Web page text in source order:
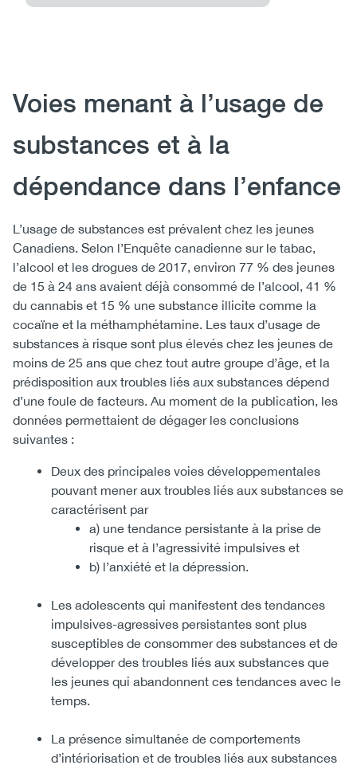
Body
Voies menant à l’usage de
substances et à la
dépendance dans l’enfance
L’usage de substances est prévalent chez les jeunes
Canadiens. Selon l’Enquête canadienne sur le tabac,
l’alcool et les drogues de 2017, environ 77 % des jeunes
de 15 à 24 ans avaient déjà consommé de l’alcool, 41 %
du cannabis et 15 % une substance illicite comme la
cocaïne et la méthamphétamine. Les taux d’usage de
substances à risque sont plus élevés chez les jeunes de
moins de 25 ans que chez tout autre groupe d’âge, et la
prédisposition aux troubles liés aux substances dépend
d’une foule de facteurs. Au moment de la publication, les
données permettaient de dégager les conclusions
suivantes :
Deux des principales voies développementales
pouvant mener aux troubles liés aux substances se
caractérisent par
a) une tendance persistante à la prise de
risque et à l’agressivité impulsives et
b) l’anxiété et la dépression.
Les adolescents qui manifestent des tendances
impulsives-agressives persistantes sont plus
susceptibles de consommer des substances et de
développer des troubles liés aux substances que
les jeunes qui abandonnent ces tendances avec le
temps.
La présence simultanée de comportements
d’intériorisation et de troubles liés aux substances